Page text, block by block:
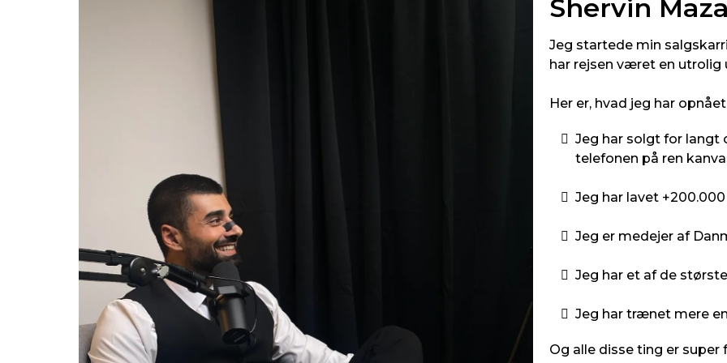
Performer er tingene anderledes. 1)
mange års erfaringer, tusinder af
timer i røret og flere tusinde
selv fortæller, at dette kan give dig
elektronikbutik og spørger "kan jeg
hjælpe dig?". 2) Shervin som
fagperson. Jeg har fulgt ham i mange
år, fordi han har en fantastisk energi,
men da jeg åbnede materialet så jeg
et dybere lag af persona, som virkelig
fik mig til at reflektere og
implementere mere eller mindre
omgående. Fordi han ikke fremstår
som bedreviden, men med en
konkret og direkte intention om at
hjælpe andre til succes - og det er
konkret og direkte intention om at
hjælpe andre til succes - og det er
Shervin
Jeg startede min
har rejsen været en utrolig
Her er, hvad jeg har
Jeg har solgt for langt
telefonen på ren
Jeg har lavet
Jeg er medejer af
Jeg har et af de
Jeg har trænet mere
Og alle disse ting er